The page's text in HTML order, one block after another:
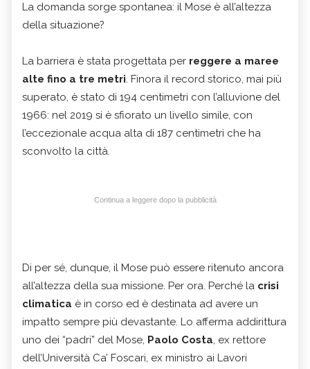
La domanda sorge spontanea: il Mose è all’altezza
della situazione?
La barriera è stata progettata per reggere a maree
alte fino a tre metri. Finora il record storico, mai più
superato, è stato di 194 centimetri con l’alluvione del
1966: nel 2019 si è sfiorato un livello simile, con
l’eccezionale acqua alta di 187 centimetri che ha
sconvolto la città.
Continua a leggere dopo la pubblicità
Di per sé, dunque, il Mose può essere ritenuto ancora
all’altezza della sua missione. Per ora. Perché la crisi
climatica è in corso ed è destinata ad avere un
impatto sempre più devastante. Lo afferma addirittura
uno dei “padri” del Mose, Paolo Costa, ex rettore
dell’Università Ca’ Foscari, ex ministro ai Lavori